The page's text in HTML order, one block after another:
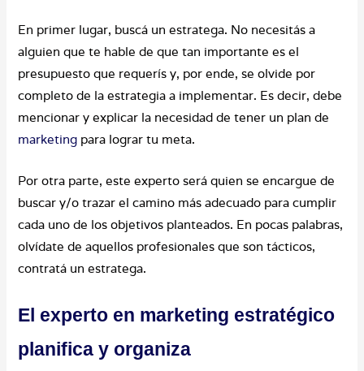
En primer lugar, buscá un estratega. No necesitás a
alguien que te hable de que tan importante es el
presupuesto que requerís y, por ende, se olvide por
completo de la estrategia a implementar. Es decir, debe
mencionar y explicar la necesidad de tener un plan de
marketing para lograr tu meta.
Por otra parte, este experto será quien se encargue de
buscar y/o trazar el camino más adecuado para cumplir
cada uno de los objetivos planteados. En pocas palabras,
olvídate de aquellos profesionales que son tácticos,
contratá un estratega.
El experto en marketing estratégico
planifica y organiza